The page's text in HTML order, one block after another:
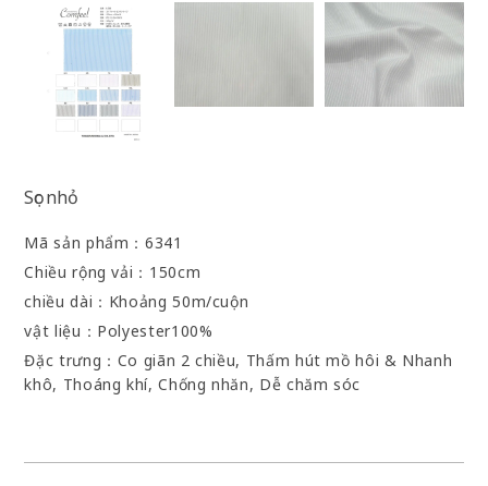
Sọc nhỏ
Mã sản phẩm：6341
Chiều rộng vải： 150cm
chiều dài： Khoảng 50m/cuộn
vật liệu： Polyester100%
Đặc trưng： Co giãn 2 chiều, Thấm hút mồ hôi & Nhanh
khô, Thoáng khí, Chống nhăn, Dễ chăm sóc